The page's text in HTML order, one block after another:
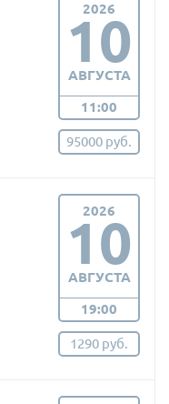
2026
10
АВГУСТА
11:00
95000 руб.
2026
10
АВГУСТА
19:00
1290 руб.